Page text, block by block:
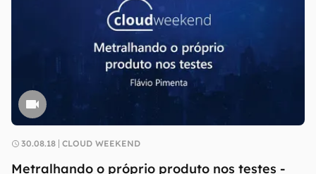
30.08.18 CLOUD WEEKEND
Metralhando o próprio produto nos testes -